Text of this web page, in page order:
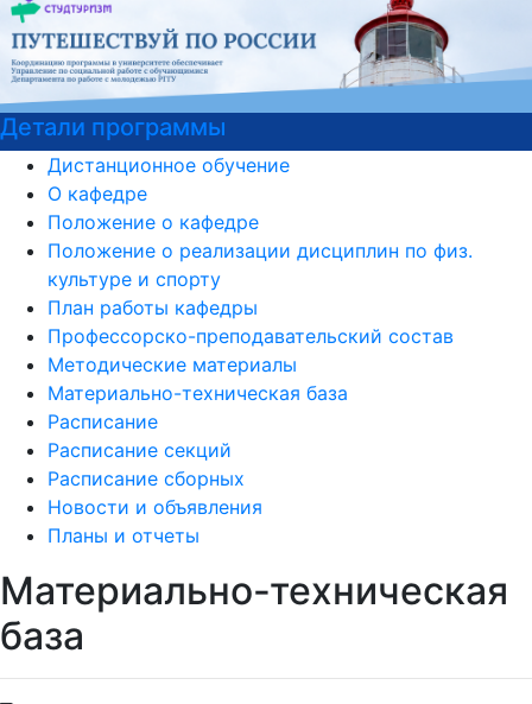
Детали программы
Дистанционное обучение
О кафедре
Положение о кафедре
Положение о реализации дисциплин по физ.
культуре и спорту
План работы кафедры
Профессорско-преподавательский состав
Методические материалы
Материально-техническая база
Расписание
Расписание секций
Расписание сборных
Новости и объявления
Планы и отчеты
Материально-техническая
база